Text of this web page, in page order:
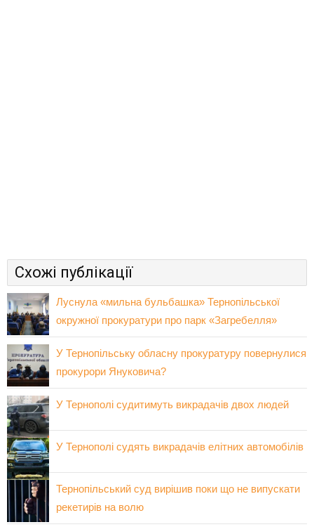
Схожі публікації
Луснула «мильна бульбашка» Тернопільської
окружної прокуратури про парк «Загребелля»
У Тернопільську обласну прокуратуру повернулися
прокурори Януковича?
У Тернополі судитимуть викрадачів двох людей
У Тернополі судять викрадачів елітних автомобілів
Тернопільський суд вирішив поки що не випускати
рекетирів на волю